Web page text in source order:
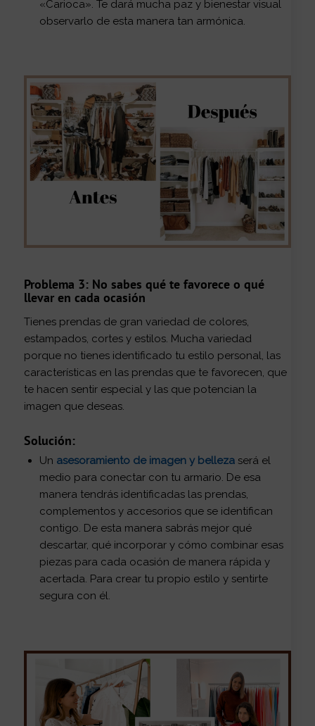
«Carioca». Te dará mucha paz y bienestar visual
observarlo de esta manera tan armónica.
Problema 3: No sabes qué te favorece o qué
llevar en cada ocasión
Tienes prendas de gran variedad de colores,
estampados, cortes y estilos. Mucha variedad
porque no tienes identificado tu estilo personal, las
características en las prendas que te favorecen, que
te hacen sentir especial y las que potencian la
imagen que deseas.
Solución:
Un asesoramiento de imagen y bellezaserá el
medio para conectar con tu armario. De esa
manera tendrás identificadas las prendas,
complementos y accesorios que se identifican
contigo. De esta manera sabrás mejor qué
descartar, qué incorporar y cómo combinar esas
piezas para cada ocasión de manera rápida y
acertada. Para crear tu propio estilo y sentirte
segura con él.